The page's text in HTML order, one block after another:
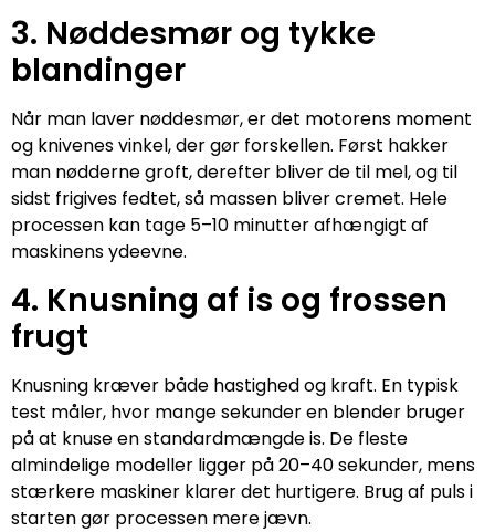
3. Nøddesmør og tykke
blandinger
Når man laver nøddesmør, er det motorens moment
og knivenes vinkel, der gør forskellen. Først hakker
man nødderne groft, derefter bliver de til mel, og til
sidst frigives fedtet, så massen bliver cremet. Hele
processen kan tage 5–10 minutter afhængigt af
maskinens ydeevne.
4. Knusning af is og frossen
frugt
Knusning kræver både hastighed og kraft. En typisk
test måler, hvor mange sekunder en blender bruger
på at knuse en standardmængde is. De fleste
almindelige modeller ligger på 20–40 sekunder, mens
stærkere maskiner klarer det hurtigere. Brug af puls i
starten gør processen mere jævn.